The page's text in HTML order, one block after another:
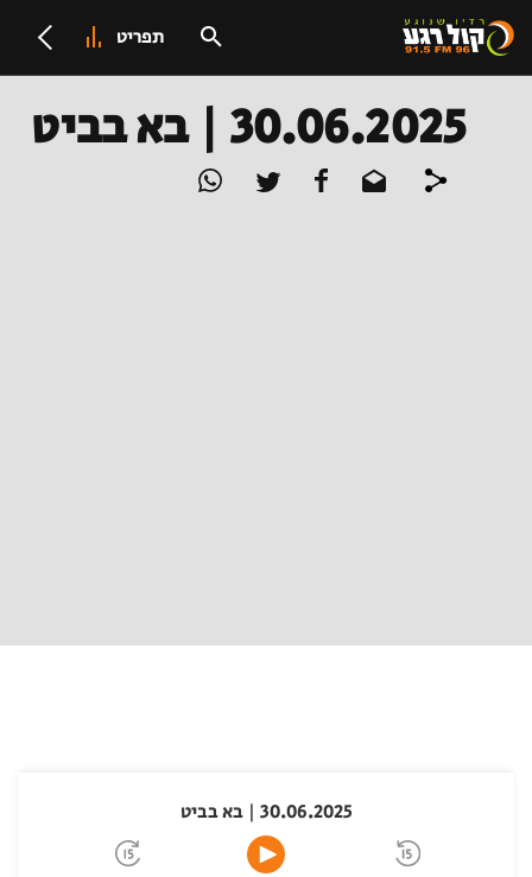
תפריט
30.06.2025 | בא בביט
30.06.2025 | בא בביט